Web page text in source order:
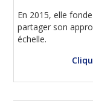
En 2015, elle
partager son
échelle.